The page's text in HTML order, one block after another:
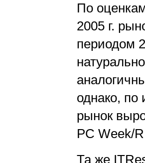
По
2005 г.
периодом
однако, по
рынок
PC Week/
Та же